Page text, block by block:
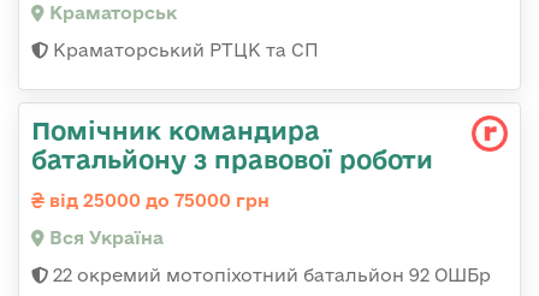
Краматорськ
Краматорський РТЦК та СП
Помічник командира
батальйону з правової роботи
від 25000 до 75000 грн
Вся Україна
22 окремий мотопіхотний батальйон 92 ОШБр